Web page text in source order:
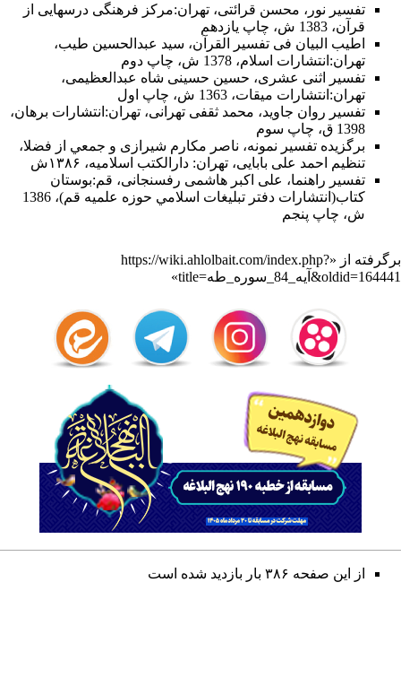
جلد 5 - صفحه 374
8- نقش هنر وهنرمند غير متعهّد در تخريب باورهاى دينى و انحراف مردم،
كمتر از قدرت طاغوت نيست. «أَضَلَّهُمُ السَّامِرِيُّ»
9- ارتداد براى تازه ايمان‌آورده‌ها، خطر وتهديدى جدّى است. «أَضَلَّهُمُ
السَّامِرِيُّ»
10- اصحاب پيامبر بودن كافى نيست، حسن عاقبت و استوارى دينى لازم
است.
«أَضَلَّهُمُ السَّامِرِيُّ» (خداوند بنى‌اسرائيل را نجات داد و طيّبات را روزى
آنان كرد، امّا بد عاقبت شدند.)
تفسیر نور ، محسن قرائتی، تهران:مركز فرهنگى درسهايى از
قرآن، 1383 ش، چاپ يازدهم
اطیب البیان فی تفسیر القرآن‌، سید عبدالحسین طیب،
تهران:انتشارات اسلام‌، 1378 ش‌، چاپ دوم‌
تفسیر اثنی عشری، حسین حسینی شاه عبدالعظیمی،
تهران:انتشارات ميقات، 1363 ش، چاپ اول
تفسیر روان جاوید، محمد ثقفی تهرانی، تهران:انتشارات برهان،
1398 ق، چاپ سوم
برگزیده تفسیر نمونه، ناصر مکارم شیرازی و جمعي از فضلا،
تنظیم احمد علی بابایی، تهران: دارالکتب اسلامیه، ۱۳۸۶ش
تفسیر راهنما، علی اکبر هاشمی رفسنجانی، قم:بوستان
كتاب(انتشارات دفتر تبليغات اسلامي حوزه علميه قم)، 1386
ش‌، چاپ پنجم‌
برگرفته از «https://wiki.ahlolbait.com/index.php?
title=آیه_84_سوره_طه&oldid=164441
»
از این صفحه ۳۸۶ بار بازدید شده است